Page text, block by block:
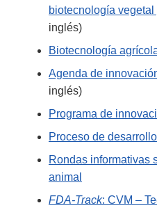
biotecnología
inglés)
Biotecnología
Agenda de
inglés)
Programa de
Proceso de
Rondas informativas
animal
FDA-Track: CVM –